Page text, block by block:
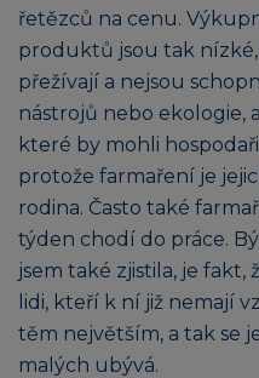
řetězců na cenu.
produktů jsou tak
přežívají a nejsou
nástrojů nebo ekologie,
které by mohli
protože farmaření je
rodina. Často také
týden chodí do práce.
jsem také zjistila, je
lidi, kteří k ní již nemají
těm největším, a tak se
malých ubývá.